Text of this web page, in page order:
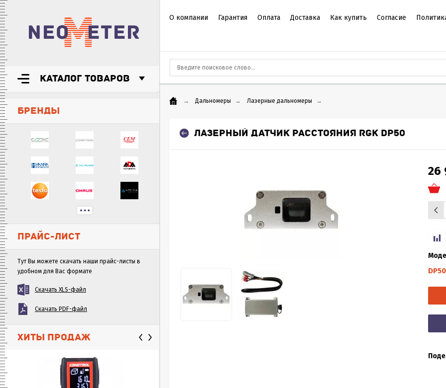
КАТАЛОГ ТОВАРОВ
БРЕНДЫ
ПРАЙС-ЛИСТ
Тут Вы можете скачать наши прайс-листы в
удобном для Вас формате
Скачать XLS-файл
Скачать PDF-файл
ХИТЫ ПРОДАЖ
О компании Гарантия Оплата Доставка Как купить Согласие
→ Дальномеры → Лазерные дальномеры →
ЛАЗЕРНЫЙ ДАТЧИК РАССТОЯНИЯ RGK DP50
26
DP50